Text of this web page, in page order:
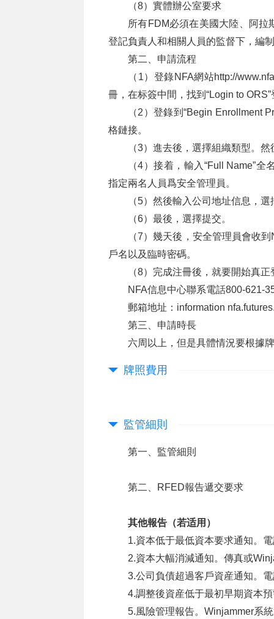
（8）實體辦公室要求
所有FDM必須在美國大陸、阿
登記負責人和相關人員的監督下，編
第二、申請流程
（1）登錄NFA網站http://
冊，在标簽中間，找到“Login to
（2）登錄到“Begin Enrollment
格鏈接。
（3）進去後，選擇組織類型。
（4）接着，輸入“Full Name”
指定兩名人員爲安全管理員。
（5）然後輸入公司地址信息，
（6）最後，選擇提交。
（7）幾天後，安全管理員會收
戶名以及臨時密碼。
（8）完成注冊後，就要開始真正
NFA信息中心聯系電話800-621-
郵箱地址：information
第三、申請時長
六周以上，但是具體情況要根據
牌照費用
監管細則
第一、監管細則
第二、RFED報告遞交要求
其他報告（若适用）
1.資本低于最低資本要求通知。
2.資本大幅消減通知。傳真或
3.公司負債超過客戶資産通知。
4.調整後資産低于最初早期資本
5.風險管理報告。Winjammer系